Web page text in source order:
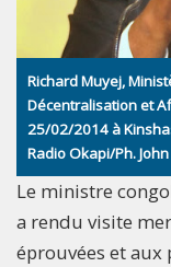
Richard Muyej,
Décentralisation et
25/02/2014 à
Radio Okapi/Ph.
Le ministre
a rendu visite
éprouvées et aux